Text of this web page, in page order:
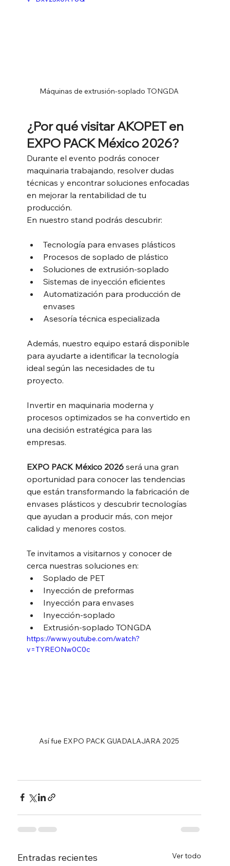
Máquinas de extrusión-soplado TONGDA
¿Por qué visitar AKOPET en
EXPO PACK México 2026?
Durante el evento podrás conocer
maquinaria trabajando, resolver dudas
técnicas y encontrar soluciones enfocadas
en mejorar la rentabilidad de tu
producción.
En nuestro stand podrás descubrir:
Tecnología para envases plásticos
Procesos de soplado de plástico
Soluciones de extrusión-soplado
Sistemas de inyección eficientes
Automatización para producción de
envases
Asesoría técnica especializada
Además, nuestro equipo estará disponible
para ayudarte a identificar la tecnología
ideal según las necesidades de tu
proyecto.
Invertir en maquinaria moderna y
procesos optimizados se ha convertido en
una decisión estratégica para las
empresas.
EXPO PACK México 2026 será una gran
oportunidad para conocer las tendencias
que están transformando la fabricación de
envases plásticos y descubrir tecnologías
que ayudan a producir más, con mejor
calidad y menores costos.
Te invitamos a visitarnos y conocer de
cerca nuestras soluciones en:
Soplado de PET
Inyección de preformas
Inyección para envases
Inyección-soplado
Extrusión-soplado TONGDA
https://www.youtube.com/watch?
v=TYREONw0C0c
Así fue EXPO PACK GUADALAJARA 2025
Entradas recientes Ver todo